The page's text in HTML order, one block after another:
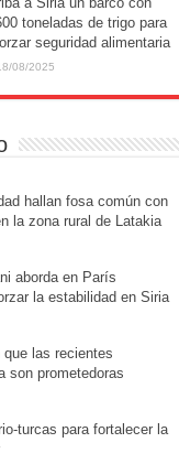
toneladas de trigo para
seguridad alimentaria
08/2025
hallan fosa común con
la zona rural de Latakia
aborda en París
la estabilidad en Siria
las recientes
son prometedoras
turcas para fortalecer la